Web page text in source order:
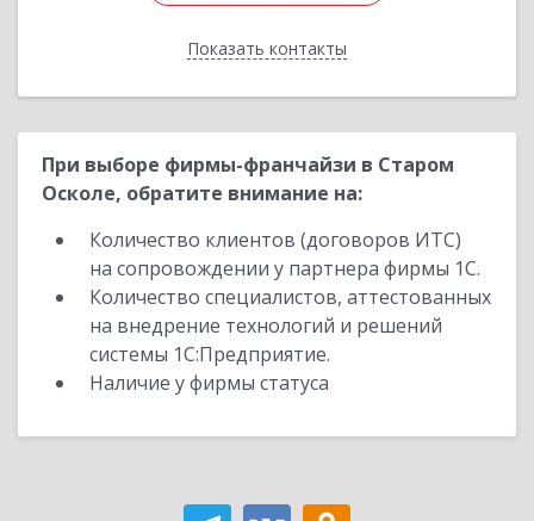
Показать контакты
Назад
При выборе фирмы-франчайзи в Старом
Осколе, обратите внимание на:
Количество клиентов (договоров ИТС)
на сопровождении у партнера фирмы 1С.
Количество специалистов, аттестованных
на внедрение технологий и решений
системы 1С:Предприятие.
Наличие у фирмы статуса